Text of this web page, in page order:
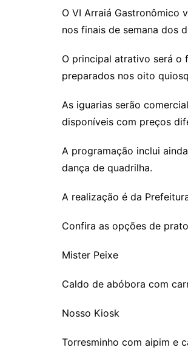
O VI Arraiá Gastronômico
nos finais de semana dos
O principal atrativo será o
preparados nos oito
As iguarias serão
disponíveis com preços
A programação inclui
dança de quadrilha.
A realização é da
Confira as opções de
Mister Peixe
Caldo de abóbora com
Nosso Kiosk
Torresminho com aipim e